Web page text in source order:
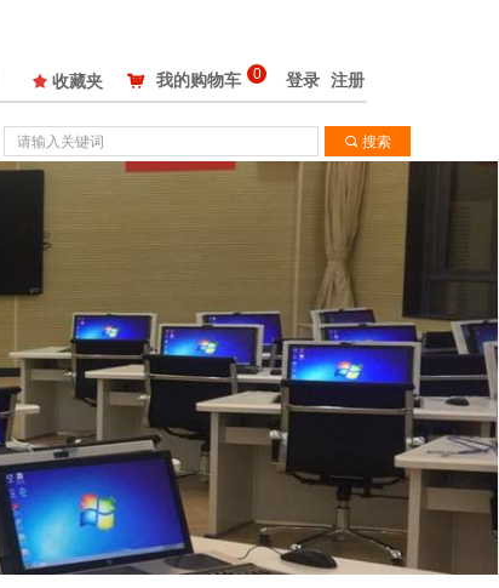
낙 我的购物车 0 登录 注册
끄 收藏夹
끠 搜索